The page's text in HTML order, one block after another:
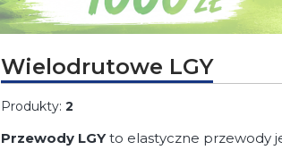
Wielodrutowe LGY
Produkty: 2
Przewody LGYto elastyczne przewody